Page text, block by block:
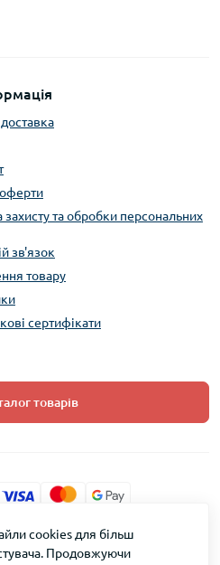
захисту та обробки персональних
зв'язок
товару
сертифікати
товарів
© 2026
cookies для більш
Продовжуючи